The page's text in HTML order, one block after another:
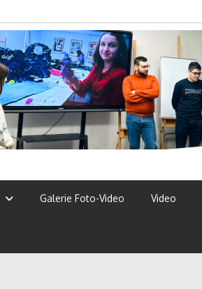
Galerie Foto-Video Video